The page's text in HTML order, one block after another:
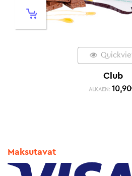
Club
ALKAEN: 10,90
Maksutavat